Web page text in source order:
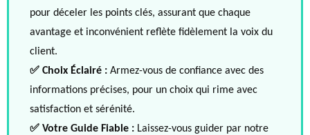
pour déceler les points clés, assurant que chaque
avantage et inconvénient reflète fidèlement la voix du
client.
✅ Choix Éclairé : Armez-vous de confiance avec des
informations précises, pour un choix qui rime avec
satisfaction et sérénité.
✅ Votre Guide Fiable : Laissez-vous guider par notre